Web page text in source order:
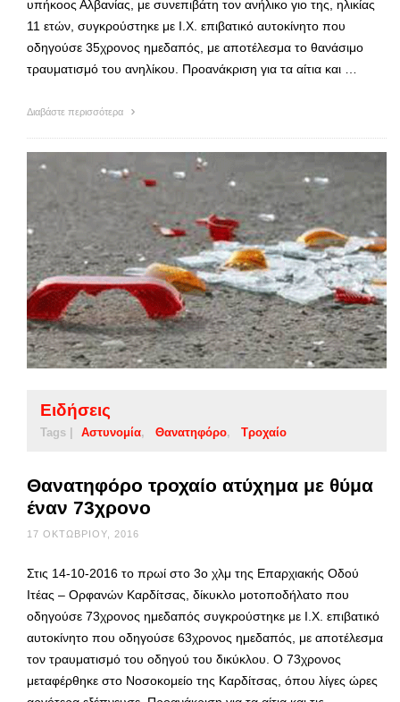
υπήκοος Αλβανίας, με συνεπιβάτη τον ανήλικο γιο της, ηλικίας
11 ετών, συγκρούστηκε με Ι.Χ. επιβατικό αυτοκίνητο που
οδηγούσε 35χρονος ημεδαπός, με αποτέλεσμα το θανάσιμο
τραυματισμό του ανηλίκου. Προανάκριση για τα αίτια και …
Διαβάστε περισσότερα
Ειδήσεις
Tags | Αστυνομία Θανατηφόρο Τροχαίο
Θανατηφόρο τροχαίο ατύχημα με θύμα
έναν 73χρονο
17 ΟΚΤΩΒΡΊΟΥ, 2016
Στις 14-10-2016 το πρωί στο 3ο χλμ της Επαρχιακής Οδού
Ιτέας – Ορφανών Καρδίτσας, δίκυκλο μοτοποδήλατο που
οδηγούσε 73χρονος ημεδαπός συγκρούστηκε με Ι.Χ. επιβατικό
αυτοκίνητο που οδηγούσε 63χρονος ημεδαπός, με αποτέλεσμα
τον τραυματισμό του οδηγού του δικύκλου. Ο 73χρονος
μεταφέρθηκε στο Νοσοκομείο της Καρδίτσας, όπου λίγες ώρες